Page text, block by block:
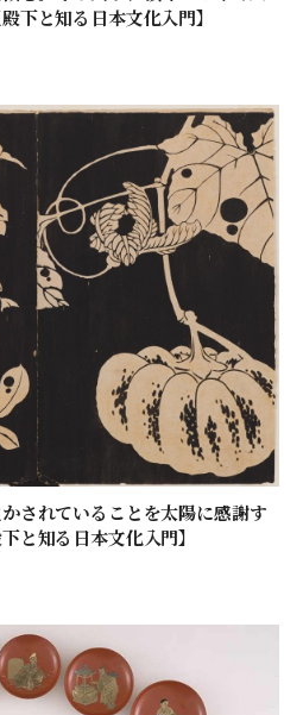
下と知る日本文化入門】
されていることを太陽に感謝す
と知る日本文化入門】